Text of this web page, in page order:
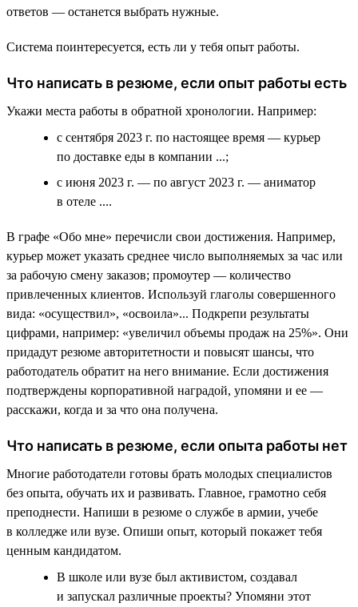
ответов — останется выбрать нужные.
Система поинтересуется, есть ли у тебя опыт работы.
Что написать в резюме, если опыт работы есть
Укажи места работы в обратной хронологии. Например:
с сентября 2023 г. по настоящее время — курьер
по доставке еды в компании ...;
с июня 2023 г. — по август 2023 г. — аниматор
в отеле ....
В графе «Обо мне» перечисли свои достижения. Например,
курьер может указать среднее число выполняемых за час или
за рабочую смену заказов; промоутер — количество
привлеченных клиентов. Используй глаголы совершенного
вида: «осуществил», «освоила»... Подкрепи результаты
цифрами, например: «увеличил объемы продаж на 25%». Они
придадут резюме авторитетности и повысят шансы, что
работодатель обратит на него внимание. Если достижения
подтверждены корпоративной наградой, упомяни и ее —
расскажи, когда и за что она получена.
Что написать в резюме, если опыта работы нет
Многие работодатели готовы брать молодых специалистов
без опыта, обучать их и развивать. Главное, грамотно себя
преподнести. Напиши в резюме о службе в армии, учебе
в колледже или вузе. Опиши опыт, который покажет тебя
ценным кандидатом.
В школе или вузе был активистом, создавал
и запускал различные проекты? Упомяни этот